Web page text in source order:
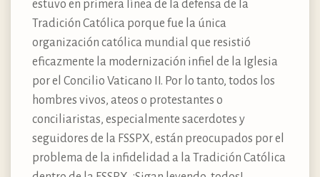
estuvo en primera línea de la defensa de la
Tradición Católica porque fue la única
organización católica mundial que resistió
eficazmente la modernización infiel de la Iglesia
por el Concilio Vaticano II. Por lo tanto, todos los
hombres vivos, ateos o protestantes o
conciliaristas, especialmente sacerdotes y
seguidores de la FSSPX, están preocupados por el
problema de la infidelidad a la Tradición Católica